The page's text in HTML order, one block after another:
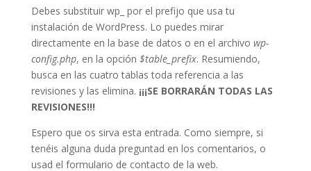
Debes substituir wp_ por el prefijo que usa tu
instalación de WordPress. Lo puedes mirar
directamente en la base de datos o en el archivo wp-
config.php, en la opción $table_prefix. Resumiendo,
busca en las cuatro tablas toda referencia a las
revisiones y las elimina. ¡¡¡SE BORRARÁN TODAS LAS
REVISIONES!!!
Espero que os sirva esta entrada. Como siempre, si
tenéis alguna duda preguntad en los comentarios, o
usad el formulario de contacto de la web.